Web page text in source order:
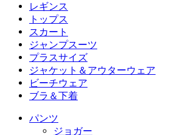
ミニドレス
デニムショートパンツ
2.5インチショートパンツ
デニムレギンス
ワイドレッグジーンズ
デニムショートパンツ
デニムスカート
レギンス
レギンス
デニムレギンス
ヒップアップレギンス
ヨガレギンス
トップス
トップス
スポーツブラ
Tシャツ
スカート
スカート
アクティブスカート
ミニスカート
マキシ＆ミディスカート
ジャンプスーツ
ジャンプスーツ
オーバーオール
ロンパース
プラスサイズ
プラスサイズ
プラスサイズボトムス
プラスサイズトップス
プラスサイズドレス
ジャケット＆アウターウェア
ジャケット＆アウターウェア
ジャケット＆アウターウェア
アウターウェア
ビーチウェア
ビーチウェア
水着トップス
水着ボトムス
水着セット
ブラ＆下着
ブラ＆下着
ブラ
下着
パンツ
ジョガー